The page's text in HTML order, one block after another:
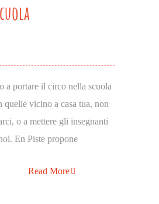
a portare il circo nella scuola
vicino a casa tua, non
o a mettere gli insegnanti
En Piste propone
Read More